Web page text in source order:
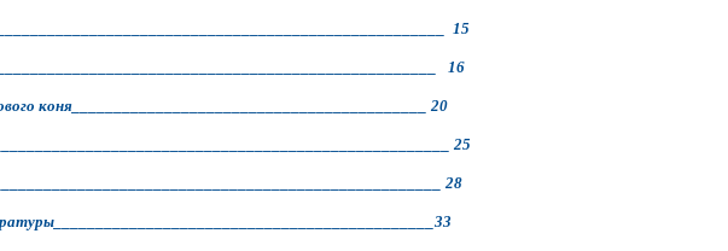
15
16
коня__________________________________________ 20
25
28